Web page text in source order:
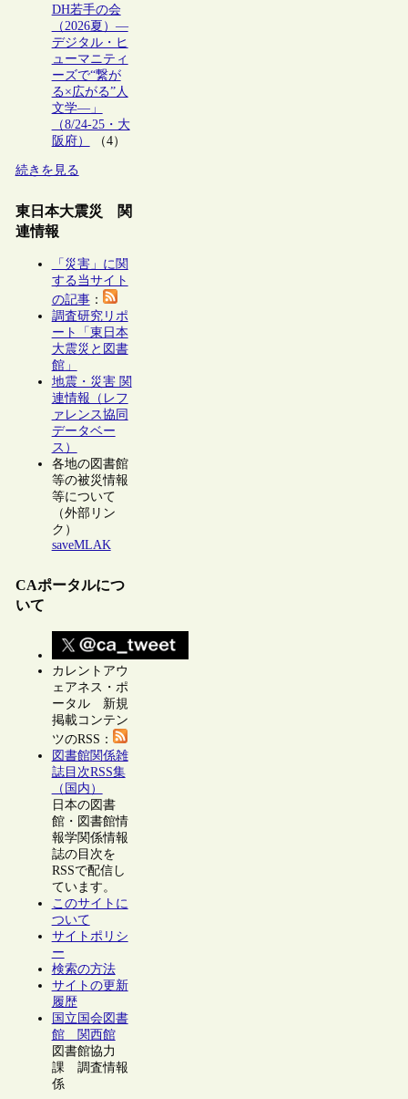
DH若手の会
（2026夏）―
デジタル・ヒ
ューマニティ
ーズで“繋が
る×広がる”人
文学―」
（8/24-25・大
阪府）
（4）
続きを見る
東日本大震災 関
連情報
「災害」に関
する当サイト
の記事：
調査研究リポ
ート「東日本
大震災と図書
館」
地震・災害 関
連情報（レフ
ァレンス協同
データベー
ス）
各地の図書館
等の被災情報
等について
（外部リン
ク）
saveMLAK
CAポータルにつ
いて
カレントアウ
ェアネス・ポ
ータル 新規
掲載コンテン
ツのRSS：
図書館関係雑
誌目次RSS集
（国内）
日本の図書
館・図書館情
報学関係情報
誌の目次を
RSSで配信し
ています。
このサイトに
ついて
サイトポリシ
ー
検索の方法
サイトの更新
履歴
国立国会図書
館 関西館
図書館協力
課 調査情報
係